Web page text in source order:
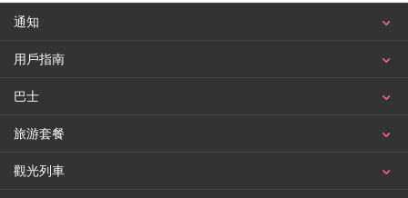
通知
用戶指南
巴士
旅游套餐
觀光列車